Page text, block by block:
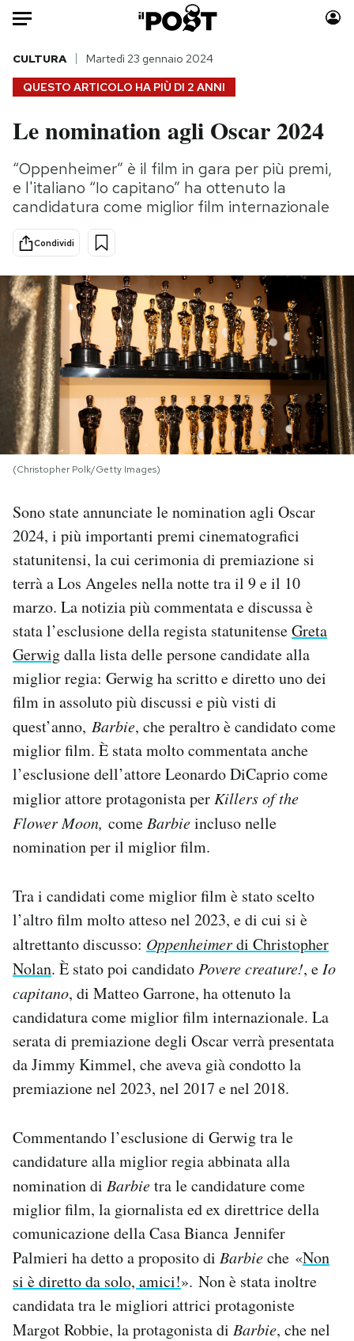
Auto
HOME
Italia
Politica
Tecnologia
Scienza
Economia
Sport
Moda
Consumismi
Storie/Idee
Altrecose
Mondiali calcio 2026
PODCAST
NEWSLETTER
SHOP
CALENDARIO
AREA PERSONALE
Area Personale
Newsletter
Notifiche mobile
Regala il Post
Esci
QUESTO ARTICOLO HA PIÙ DI 2 ANNI
CULTURA Martedì 23 gennaio 2024
Le nomination agli Oscar 2024
“Oppenheimer” è il film in gara per più premi,
e l'italiano “Io capitano” ha ottenuto la
candidatura come miglior film internazionale
Condividi
(Christopher Polk/Getty Images)
Sono state annunciate le nomination agli Oscar
2024, i più importanti premi cinematografici
statunitensi, la cui cerimonia di premiazione si
terrà a Los Angeles nella notte tra il 9 e il 10
marzo. La notizia più commentata e discussa è
stata l’esclusione della regista statunitenseGreta
Gerwigdalla lista delle persone candidate alla
miglior regia: Gerwig ha scritto e diretto uno dei
film in assoluto più discussi e più visti di
quest’anno, Barbie, che peraltro è candidato come
miglior film. È stata molto commentata anche
l’esclusione dell’attore Leonardo DiCaprio come
miglior attore protagonista per Killers of the
Flower Moon, come Barbieincluso nelle
nomination per il miglior film.
Tra i candidati come miglior film è stato scelto
l’altro film molto atteso nel 2023, e di cui si è
altrettanto discusso: Oppenheimerdi Christopher
Nolan. È stato poi candidato Povere creature!, e Io
capitano, di Matteo Garrone, ha ottenuto la
candidatura come miglior film internazionale. La
serata di premiazione degli Oscar verrà presentata
da Jimmy Kimmel, che aveva già condotto la
premiazione nel 2023, nel 2017 e nel 2018.
Commentando l’esclusione di Gerwig tra le
candidature alla miglior regia abbinata alla
nomination di Barbietra le candidature come
miglior film, la giornalista ed ex direttrice della
comunicazione della Casa Bianca Jennifer
Palmieri ha detto a proposito di Barbieche «Non
si è diretto da solo, amici!». Non è stata inoltre
candidata tra le migliori attrici protagoniste
Margot Robbie, la protagonista di Barbie, che nel